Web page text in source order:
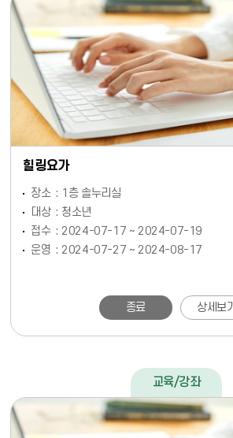
힐링요가
장소
1층 솔누리실
대상
청소년
접수
2024-07-17 ~ 2024-07-19
운영
2024-07-27 ~ 2024-08-17
종료 상세보기
교육/강좌